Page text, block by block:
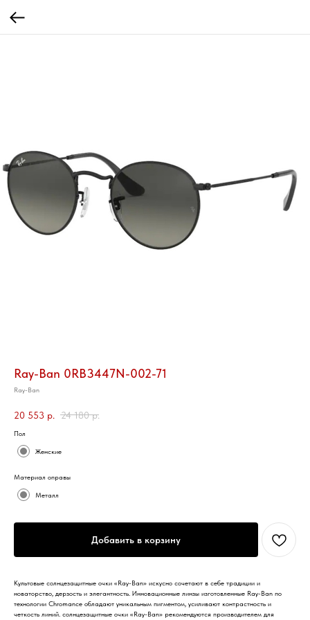
Ray-Ban 0RB3447N-002-71
Ray-Ban
20 553 р. 24 180 р.
Пол
Женские
Материал оправы
Металл
Добавить в корзину
Культовые солнцезащитные очки «Ray-Ban» искусно сочетают в себе традиции и
новаторство, дерзость и элегантность. Инновационные линзы изготовленные Ray-Ban по
технологии Chromance обладают уникальным пигментом, усиливают контрастность и
четкость линий. солнцезащитные очки «Ray-Ban» рекомендуются производителем для